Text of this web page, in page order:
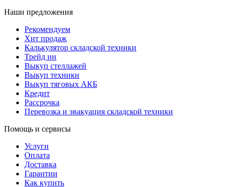
Наши предложения
Рекомендуем
Хит продаж
Калькулятор складской техники
Трейд ин
Выкуп стеллажей
Выкуп техники
Выкуп тяговых АКБ
Кредит
Рассрочка
Перевозка и эвакуация складской техники
Помощь и сервисы
Услуги
Оплата
Доставка
Гарантии
Как купить